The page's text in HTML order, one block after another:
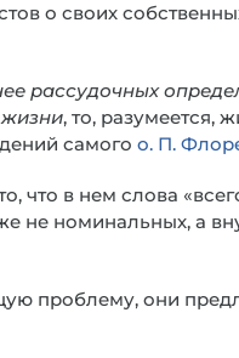
о своих
рассудочных
, то, разумеется,
самого о. П.
что в нем слова
не номинальных, а
проблему, они